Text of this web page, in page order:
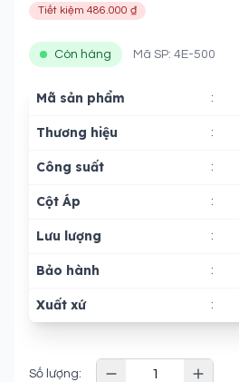
Tiết kiệm 486.000 ₫
Còn hàng Mã SP: 4E-500
Mã sản phẩm :
Thương hiệu :
Công suất :
Cột Áp :
Lưu lượng :
Bảo hành :
Xuất xứ :
Số lượng: